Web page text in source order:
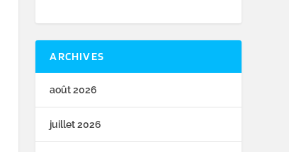
ARCHIVES
août 2026
juillet 2026